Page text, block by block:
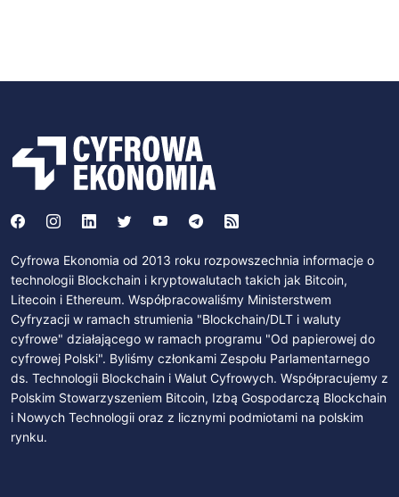
Cyfrowa Ekonomia od 2013 roku rozpowszechnia informacje o
technologii Blockchain i kryptowalutach takich jak Bitcoin,
Litecoin i Ethereum. Współpracowaliśmy Ministerstwem
Cyfryzacji w ramach strumienia "Blockchain/DLT i waluty
cyfrowe" działającego w ramach programu "Od papierowej do
cyfrowej Polski". Byliśmy członkami Zespołu Parlamentarnego
ds. Technologii Blockchain i Walut Cyfrowych. Współpracujemy z
Polskim Stowarzyszeniem Bitcoin, Izbą Gospodarczą Blockchain
i Nowych Technologii oraz z licznymi podmiotami na polskim
rynku.